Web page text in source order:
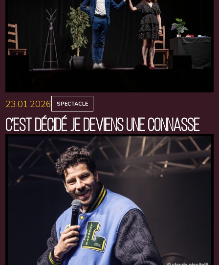
23.01.2026 SPECTACLE
C'EST DÉCIDÉ JE DEVIENS UNE CONNASSE